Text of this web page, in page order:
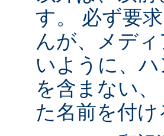
す。 必ず要
んが、メデ
いように、
を含まない、
た名前を付